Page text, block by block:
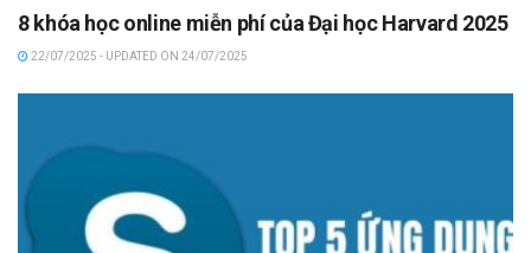
8 khóa học online miễn phí của Đại học Harvard 2025
22/07/2025 - UPDATED ON 24/07/2025